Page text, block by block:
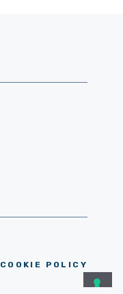
COOKIE POLICY